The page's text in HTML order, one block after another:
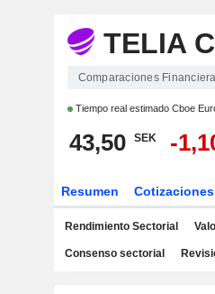
TELIA
Comparaciones
Tiempo real estimado Cboe
43,50 SEK -
Resumen Cotizaciones
Rendimiento Sectorial
Consenso sectorial